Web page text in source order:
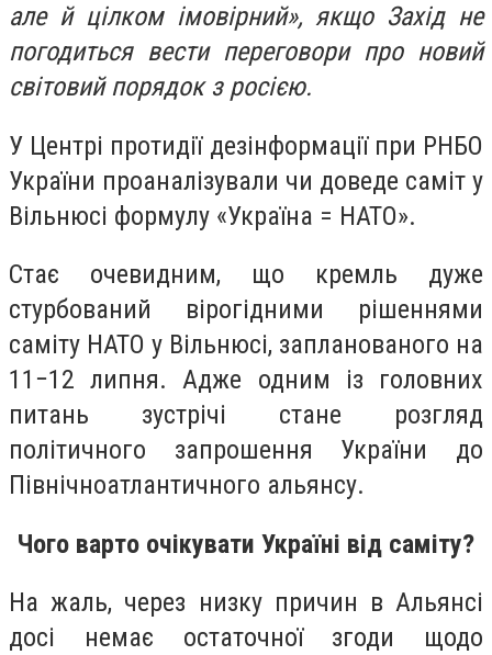
але й цілком імовірний», якщо Захід не
погодиться вести переговори про новий
світовий порядок з росією.
У Центрі протидії дезінформації при РНБО
України проаналізували чи доведе саміт у
Вільнюсі формулу «Україна = НАТО».
Стає очевидним, що кремль дуже
стурбований вірогідними рішеннями
саміту НАТО у Вільнюсі, запланованого на
11−12 липня. Адже одним із головних
питань зустрічі стане розгляд
політичного запрошення України до
Північноатлантичного альянсу.
Чого варто очікувати Україні від саміту?
На жаль, через низку причин в Альянсі
досі немає остаточної згоди щодо